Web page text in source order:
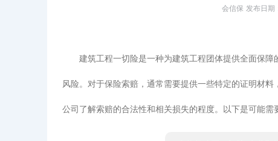
会信保 发布日期
建筑工程一切险是一种为建筑工程团体提供全面保
风险。对于保险索赔，通常需要提供一些特定的证明材
公司了解索赔的合法性和相关损失的程度。以下是可能需